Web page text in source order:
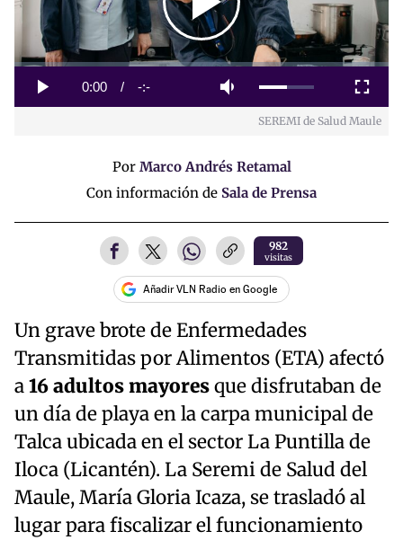
Play
Video
Play Mute
Current
0:00 / Duration
-:-
Loaded:
Fullscreen
SEREMI de Salud Maule
Por Marco Andrés Retamal
Con información de Sala de Prensa
982
visitas
Añadir VLN Radio en Google
Un grave brote de Enfermedades
Transmitidas por Alimentos (ETA) afectó
a16 adultos mayoresque disfrutaban de
un día de playa en la carpa municipal de
Talca ubicada en el sector La Puntilla de
Iloca (Licantén). La Seremi de Salud del
Maule, María Gloria Icaza, se trasladó al
lugar para fiscalizar el funcionamiento